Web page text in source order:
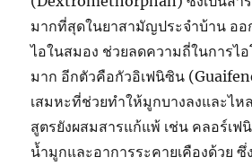
มากที่สุดในยาสามัญประจำบ้าน อ
ไอในสมอง ช่วยลดความถี่ในการไอ
มาก อีกตัวคือกัวอิเฟนิซิน
เสมหะที่ช่วยทำให้มูกบางลงและไห
สูตรยังผสมสารแก้แพ้ เช่น คลอร์เฟ
น้ำมูกและอาการระคายเคืองด้วย ซึ่